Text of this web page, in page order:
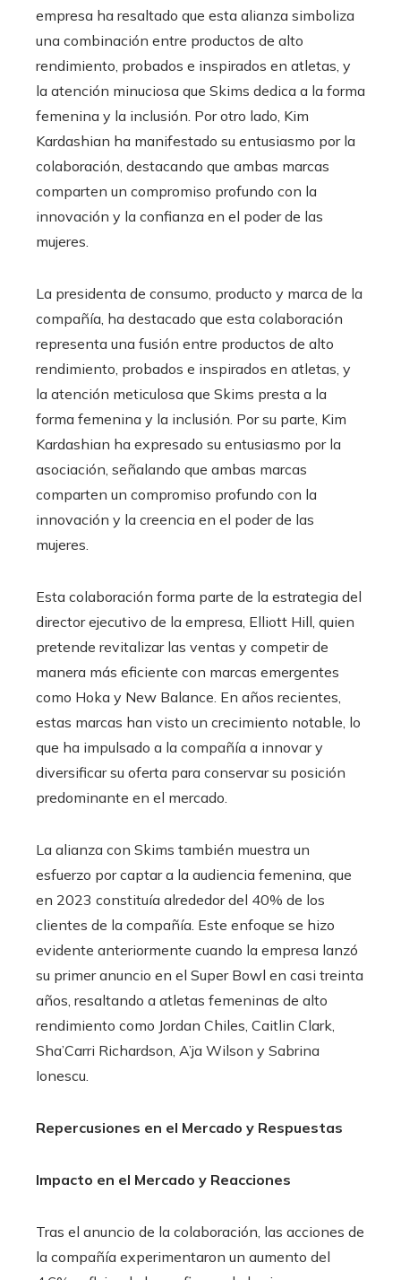
empresa ha resaltado que esta alianza simboliza
una combinación entre productos de alto
rendimiento, probados e inspirados en atletas, y
la atención minuciosa que Skims dedica a la forma
femenina y la inclusión. Por otro lado, Kim
Kardashian ha manifestado su entusiasmo por la
colaboración, destacando que ambas marcas
comparten un compromiso profundo con la
innovación y la confianza en el poder de las
mujeres.
La presidenta de consumo, producto y marca de la
compañía, ha destacado que esta colaboración
representa una fusión entre productos de alto
rendimiento, probados e inspirados en atletas, y
la atención meticulosa que Skims presta a la
forma femenina y la inclusión. Por su parte, Kim
Kardashian ha expresado su entusiasmo por la
asociación, señalando que ambas marcas
comparten un compromiso profundo con la
innovación y la creencia en el poder de las
mujeres.
Esta colaboración forma parte de la estrategia del
director ejecutivo de la empresa, Elliott Hill, quien
pretende revitalizar las ventas y competir de
manera más eficiente con marcas emergentes
como Hoka y New Balance. En años recientes,
estas marcas han visto un crecimiento notable, lo
que ha impulsado a la compañía a innovar y
diversificar su oferta para conservar su posición
predominante en el mercado.
La alianza con Skims también muestra un
esfuerzo por captar a la audiencia femenina, que
en 2023 constituía alrededor del 40% de los
clientes de la compañía. Este enfoque se hizo
evidente anteriormente cuando la empresa lanzó
su primer anuncio en el Super Bowl en casi treinta
años, resaltando a atletas femeninas de alto
rendimiento como Jordan Chiles, Caitlin Clark,
Sha’Carri Richardson, A’ja Wilson y Sabrina
Ionescu.
Repercusiones en el Mercado y Respuestas
Impacto en el Mercado y Reacciones
Tras el anuncio de la colaboración, las acciones de
la compañía experimentaron un aumento del